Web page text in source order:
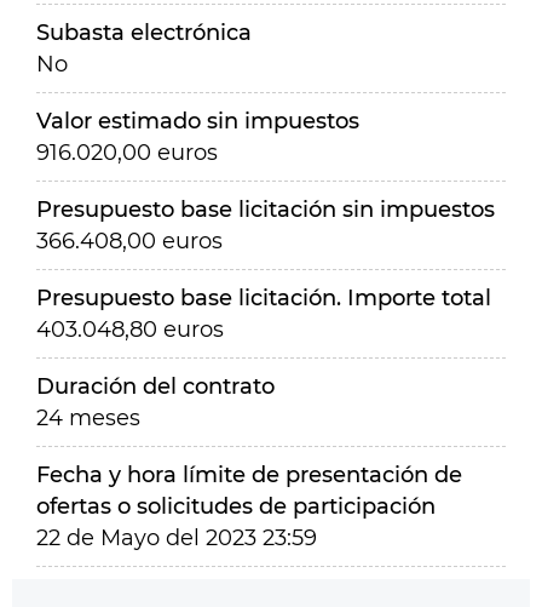
Subasta electrónica
No
Valor estimado sin impuestos
916.020,00 euros
Presupuesto base licitación sin impuestos
366.408,00 euros
Presupuesto base licitación. Importe total
403.048,80 euros
Duración del contrato
24 meses
Fecha y hora límite de presentación de
ofertas o solicitudes de participación
22 de Mayo del 2023 23:59